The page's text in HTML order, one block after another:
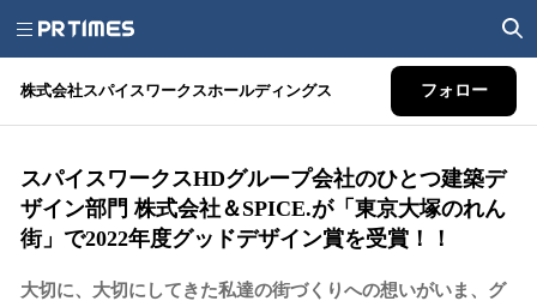
株式会社スパイスワークスホールディングス フォロー
スパイスワークスHDグループ会社のひとつ建築デ
ザイン部門 株式会社＆SPICE.が「東京大塚のれん
街」で2022年度グッドデザイン賞を受賞！！
大切に、大切にしてきた私達の街づくりへの想いがいま、グ